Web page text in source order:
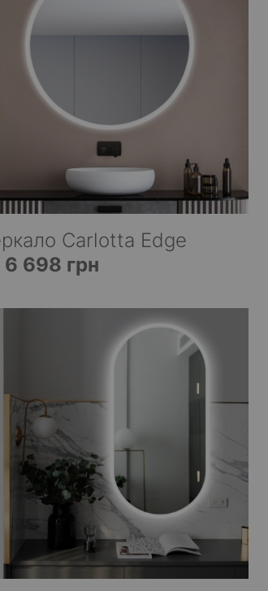
Carlotta Edge
6 698 грн